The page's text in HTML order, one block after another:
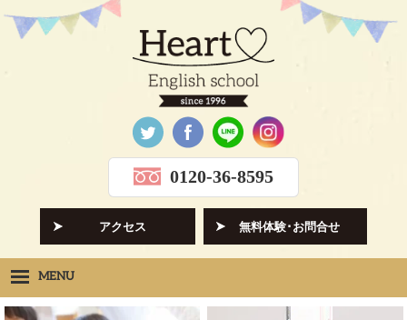
0120-36-8595
アクセス 無料体験･お問合せ
MENU
Heartの想い